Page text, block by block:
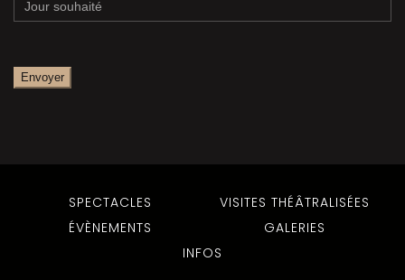
SPECTACLES
VISITES THÉÂTRALISÉES
ÉVÈNEMENTS
GALERIES
INFOS